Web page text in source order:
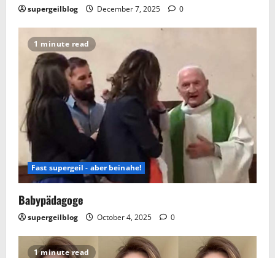
supergeilblog December 7, 2025 0
1 minute read
Fast supergeil - aber beinahe!
Babypädagoge
supergeilblog October 4, 2025 0
1 minute read